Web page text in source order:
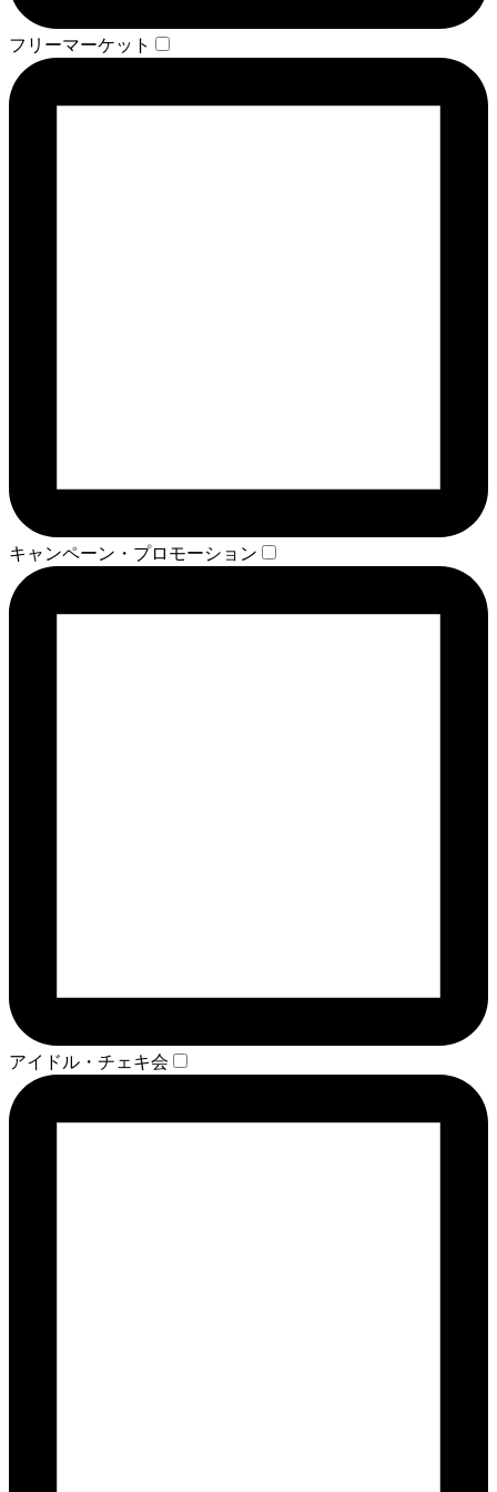
フリーマーケット
キャンペーン・プロモーション
アイドル・チェキ会